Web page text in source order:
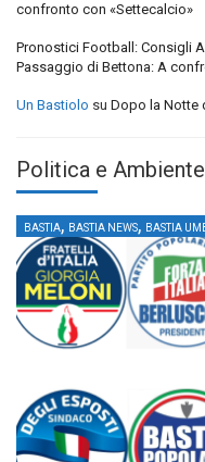
confronto con «Settecalcio»
Pronostici Football: Consigli
Passaggio di Bettona: A
Un Bastiolo su Dopo la Notte
Politica e Ambiente
BASTIA, BASTIA NEWS, BASTIA